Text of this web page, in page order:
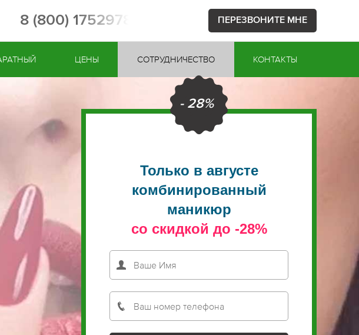
8 (800) 1752978 ПЕРЕЗВОНИТЕ МНЕ
ЦЕНЫ СОТРУДНИЧЕСТВО КОНТАКТЫ
- 28%
Только в августе
комбинированный
маникюр
со скидкой до -28%